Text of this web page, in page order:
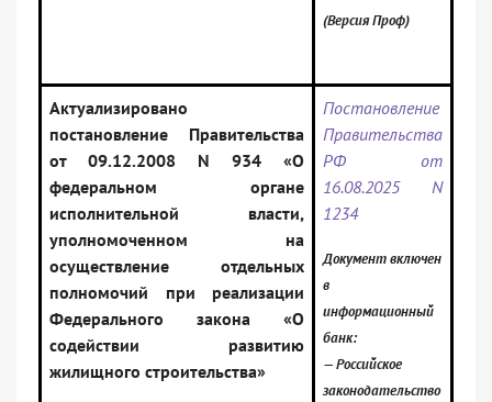
(Версия Проф)
Актуализировано
постановление Правительства
от 09.12.2008 N 934 «О
федеральном органе
исполнительной власти,
уполномоченном на
осуществление отдельных
полномочий при реализации
Федерального закона «О
содействии развитию
жилищного строительства»
Постановление
Правительства
РФ от
16.08.2025 N
1234
Документ включен
в
информационный
банк:
— Российское
законодательство